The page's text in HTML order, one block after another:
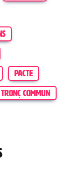
PACTE
TRONÇ COMMUN